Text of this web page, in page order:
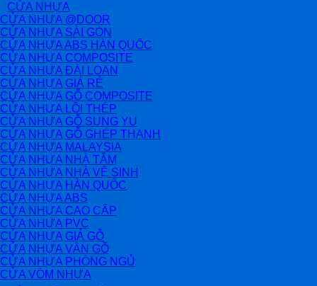
CỬA NHỰA
CỬA NHỰA @DOOR
CỬA NHỰA SÀI GÒN
CỬA NHỰA ABS HÀN QUỐC
CỬA NHỰA COMPOSITE
CỬA NHỰA ĐÀI LOAN
CỬA NHỰA GIÁ RẺ
CỬA NHỰA GỖ COMPOSITE
CỬA NHỰA LÕI THÉP
CỬA NHỰA GỖ SUNG YU
CỬA NHỰA GỖ GHÉP THANH
CỬA NHỰA MALAYSIA
CỬA NHỰA NHÀ TẮM
CỬA NHỰA NHÀ VỆ SINH
CỬA NHỰA HÀN QUỐC
CỬA NHỰA ABS
CỬA NHỰA CAO CẤP
CỬA NHỰA PVC
CỬA NHỰA GIẢ GỖ
CỬA NHỰA VÂN GỖ
CỬA NHỰA PHÒNG NGỦ
CỬA VÒM NHỰA